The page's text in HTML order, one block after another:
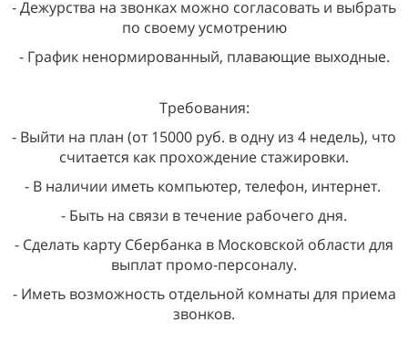
- Дежурства на звонках можно согласовать и выбрать
по своему усмотрению
- График ненормированный, плавающие выходные.
Требования:
- Выйти на план (от 15000 руб. в одну из 4 недель), что
считается как прохождение стажировки.
- В наличии иметь компьютер, телефон, интернет.
- Быть на связи в течение рабочего дня.
- Сделать карту Сбербанка в Московской области для
выплат промо-персоналу.
- Иметь возможность отдельной комнаты для приема
звонков.